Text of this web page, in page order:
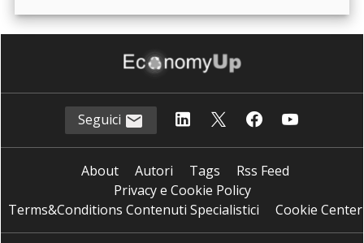
Seguici
About Autori Tags
Rss Feed
Privacy e Cookie Policy
Terms&Conditions Contenuti Specialistici
Cookie Center